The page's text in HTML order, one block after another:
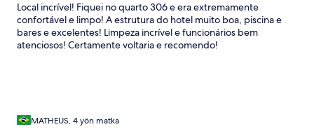
Local incrível! Fiquei no quarto 306 e era extremamente
confortável e limpo! A estrutura do hotel muito boa, piscina e
bares e excelentes! Limpeza incrível e funcionários bem
atenciosos! Certamente voltaria e recomendo!
MATHEUS, 4 yön matka